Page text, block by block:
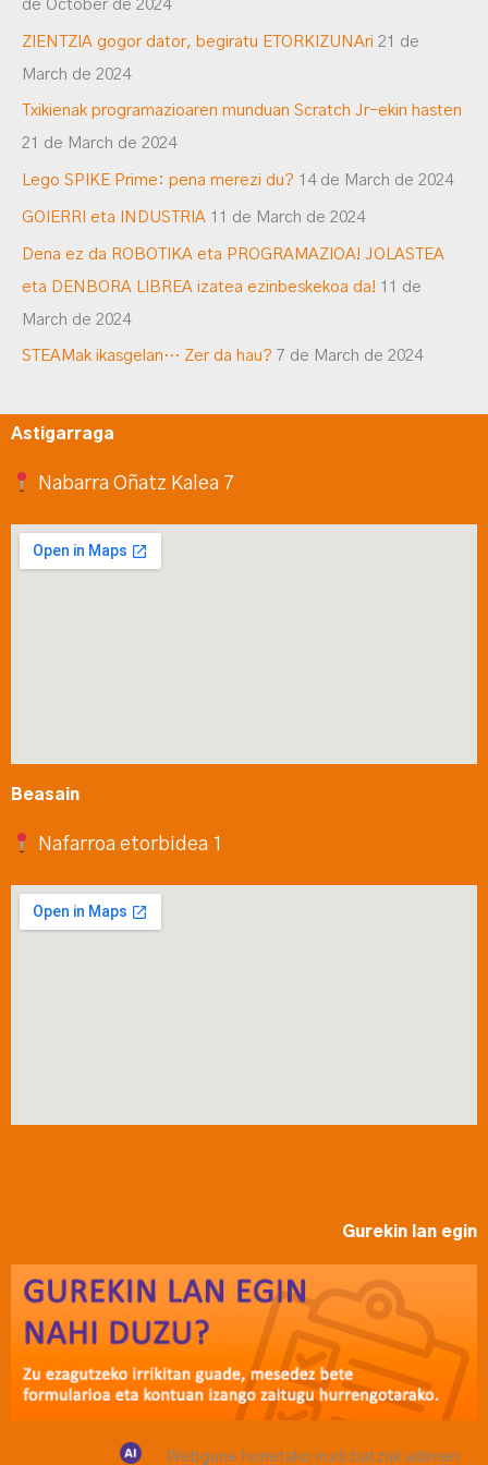
de October de 2024
ZIENTZIA gogor dator, begiratu ETORKIZUNAri 21 de
March de 2024
Txikienak programazioaren munduan Scratch Jr-ekin hasten
21 de March de 2024
Lego SPIKE Prime: pena merezi du? 14 de March de 2024
GOIERRI eta INDUSTRIA 11 de March de 2024
Dena ez da ROBOTIKA eta PROGRAMAZIOA! JOLASTEA
eta DENBORA LIBREA izatea ezinbeskekoa da! 11 de
March de 2024
STEAMak ikasgelan… Zer da hau? 7 de March de 2024
Astigarraga
Nabarra Oñatz Kalea 7
Beasain
Nafarroa etorbidea 1
Gurekin lan egin
Webgune honetako irudi batzuk adimen